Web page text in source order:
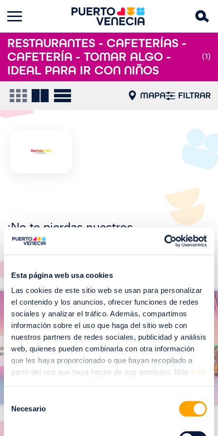
Esta página web usa cookies
Las cookies de este sitio web se usan para personalizar
el contenido y los anuncios, ofrecer funciones de redes
sociales y analizar el tráfico. Además, compartimos
información sobre el uso que haga del sitio web con
nuestros partners de redes sociales, publicidad y análisis
web, quienes pueden combinarla con otra información
que les haya proporcionado o que hayan recopilado a
partir del uso que haya hecho de sus servicios. Más info
consentimiento
Necesario
RESTAURANTES - CAFETERÍAS -
CAFETERÍA - TOMAR ALGO -
IDEAL PARA IR CON NIÑOS
(1)
MAPA FILTRAR
¡No te pierdas nuestros
EVENTOS!
m
a
g
e
n
g
e